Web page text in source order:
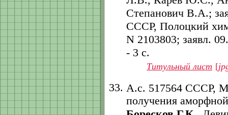
Степанович В.А.;
СССР, Полоцкий
N 2103803; заявл.
- 3 с.
Титульный лист [
А.с. 517564 СССР,
получения